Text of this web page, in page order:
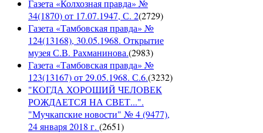
Газета «Колхозная правда» №
34(1870) от 17.07.1947, С. 2(2729)
Газета «Тамбовская правда» №
124(13168), 30.05.1968. Открытие
музея С.В. Рахманинова.(2983)
Газета «Тамбовская правда» №
123(13167) от 29.05.1968. С.6.(3232)
"КОГДА ХОРОШИЙ ЧЕЛОВЕК
РОЖДАЕТСЯ НА СВЕТ...".
"Мучкапские новости" № 4 (9477),
24 января 2018 г. (2651)